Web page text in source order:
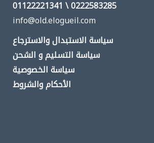
0222583285 \ 01122221341
info@old.elogueil.com
سياسة الاستبدال والاسترجاع
سياسة التسليم و الشحن
سياسة الخصوصية
الأحكام والشروط